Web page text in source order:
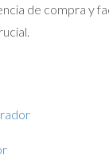
de compra y